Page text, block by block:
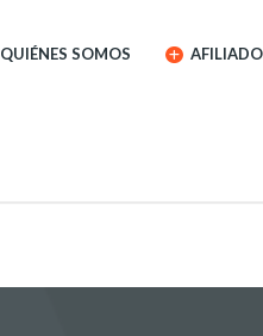
QUIÉNES SOMOS